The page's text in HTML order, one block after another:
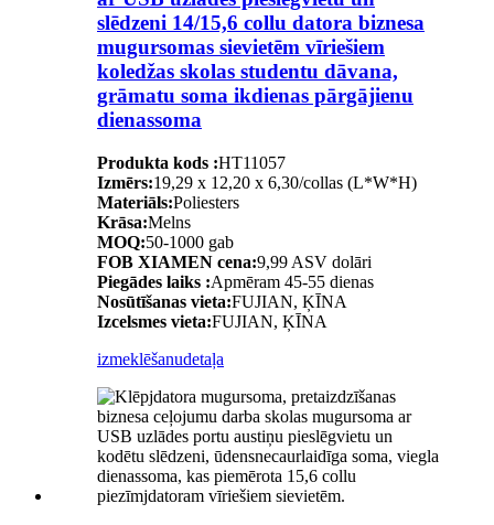
slēdzeni 14/15,6 collu datora biznesa
mugursomas sievietēm vīriešiem
koledžas skolas studentu dāvana,
grāmatu soma ikdienas pārgājienu
dienassoma
Produkta kods :HT11057
Izmērs:19,29 x 12,20 x 6,30/collas (L*W*H)
Materiāls:Poliesters
Krāsa:Melns
MOQ:50-1000 gab
FOB XIAMEN cena:9,99 ASV dolāri
Piegādes laiks :Apmēram 45-55 dienas
Nosūtīšanas vieta:FUJIAN, ĶĪNA
Izcelsmes vieta:FUJIAN, ĶĪNA
izmeklēšanudetaļa